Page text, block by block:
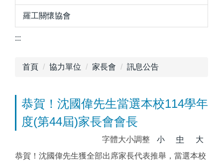
羅工關懷協會
:::
首頁 協力單位 家長會 訊息公告
恭賀！沈國偉先生當選本校114學年
度(第44屆)家長會會長
字體大小調整 小 中
大
恭賀！沈國偉先生獲全部出席家長代表推舉，當選本校